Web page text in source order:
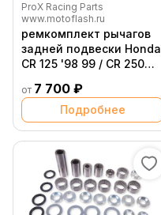
ProX Racing Parts
www.motoflash.ru
ремкомплект рычагов
задней подвески Honda
CR 125 '98 99 / CR 250
от 7 700 ₽
Подробнее